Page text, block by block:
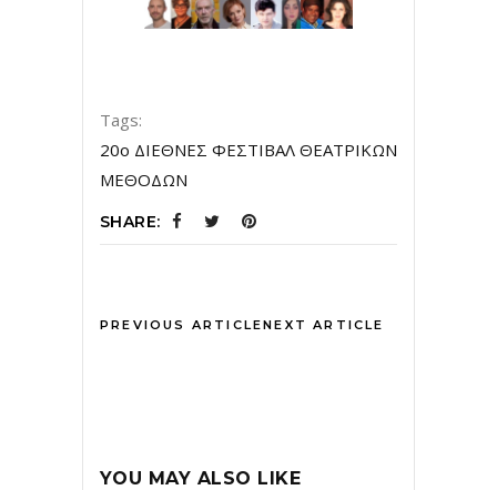
Tags:
20ο ΔΙΕΘΝΕΣ ΦΕΣΤΙΒΑΛ ΘΕΑΤΡΙΚΩΝ
ΜΕΘΟΔΩΝ
SHARE:
PREVIOUS ARTICLENEXT ARTICLE
YOU MAY ALSO LIKE